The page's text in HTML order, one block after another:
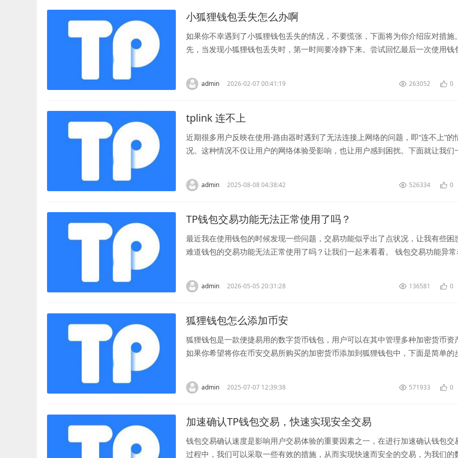
小狐狸钱包丢失怎么办啊
如果你不幸遇到了小狐狸钱包丢失的情况，不要慌张，下面将为你介绍应对措施
先，当发现小狐狸钱包丢失时，第一时间要冷静下来。尝试回忆最后一次使用钱
admin 2026-02-07 00:41:19 263052 0
tplink 连不上
近期很多用户反映在使用-路由器时遇到了无法连接上网络的问题，即“连不上”的
况。这种情况不仅让用户的网络体验受影响，也让用户感到困扰。下面就让我们
admin 2025-08-08 04:38:42 526334 0
TP钱包交易功能无法正常使用了吗？
最近我在使用钱包的时候发现一些问题，交易功能似乎出了点状况，让我有些困
难道钱包的交易功能无法正常使用了吗？让我们一起来看看。 钱包交易功能异
admin 2026-05-05 20:31:28 136581 0
狐狸钱包怎么添加币安
狐狸钱包是一款便捷易用的数字货币钱包，用户可以在其中管理多种加密货币资
如果你希望将你在币安交易所购买的加密货币添加到狐狸钱包中，下面是简单的
admin 2025-07-07 12:39:38 571933 0
加速确认TP钱包交易，快速实现安全交易
钱包交易确认速度是影响用户交易体验的重要因素之一，在进行加速确认钱包交
过程中，我们可以采取一些有效的措施，从而实现快速而安全的交易，为我们的